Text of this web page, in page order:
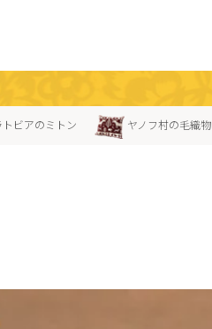
トビアのミトン ヤノフ村の毛織物